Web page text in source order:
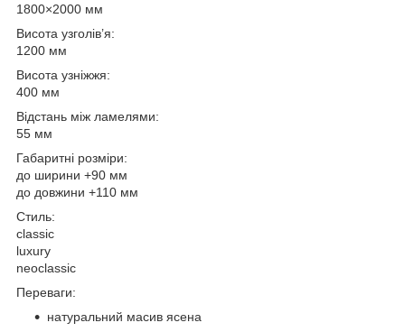
1800×2000 мм
Висота узголів’я:
1200 мм
Висота узніжжя:
400 мм
Відстань між ламелями:
55 мм
Габаритні розміри:
до ширини +90 мм
до довжини +110 мм
Стиль:
classic
luxury
neoclassic
Переваги:
натуральний масив ясена